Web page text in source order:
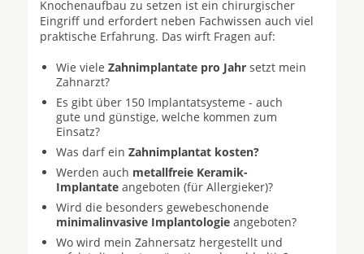
Knochenaufbau zu setzen ist ein chirurgischer
Eingriff und erfordert neben Fachwissen auch viel
praktische Erfahrung. Das wirft Fragen auf:
Wie viele Zahnimplantate pro Jahr setzt mein
Zahnarzt?
Es gibt über 150 Implantatsysteme - auch
gute und günstige, welche kommen zum
Einsatz?
Was darf ein Zahnimplantat kosten?
Werden auch metallfreie Keramik-
Implantate angeboten (für Allergieker)?
Wird die besonders gewebeschonende
minimalinvasive Implantologie angeboten?
Wo wird mein Zahnersatz hergestellt und